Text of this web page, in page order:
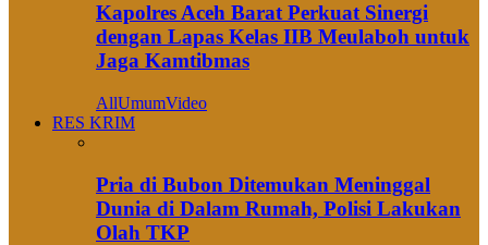
Kapolres Aceh Barat Perkuat Sinergi
dengan Lapas Kelas IIB Meulaboh untuk
Jaga Kamtibmas
AllUmumVideo
RES KRIM
Pria di Bubon Ditemukan Meninggal
Dunia di Dalam Rumah, Polisi Lakukan
Olah TKP